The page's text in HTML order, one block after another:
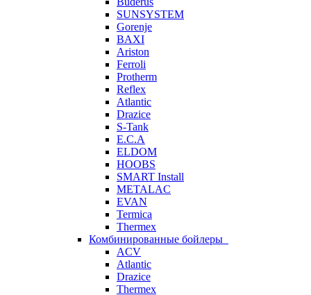
SUNSYSTEM
Gorenje
BAXI
Ariston
Ferroli
Protherm
Reflex
Atlantic
Drazice
S-Tank
E.C.A
ELDOM
HOOBS
SMART Install
METALAC
EVAN
Termica
Thermex
Комбинированные бойлеры
ACV
Atlantic
Drazice
Thermex